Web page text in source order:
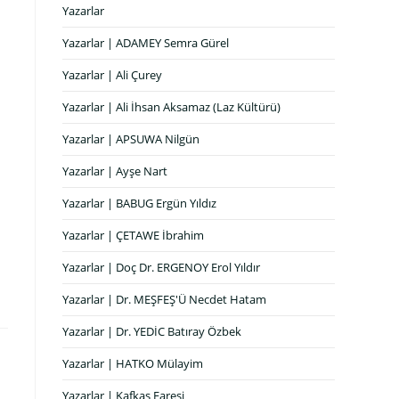
Yazarlar
Yazarlar | ADAMEY Semra Gürel
Yazarlar | Ali Çurey
Yazarlar | Ali İhsan Aksamaz (Laz Kültürü)
Yazarlar | APSUWA Nilgün
Yazarlar | Ayşe Nart
Yazarlar | BABUG Ergün Yıldız
Yazarlar | ÇETAWE İbrahim
Yazarlar | Doç Dr. ERGENOY Erol Yıldır
Yazarlar | Dr. MEŞFEŞ'Ü Necdet Hatam
Yazarlar | Dr. YEDİC Batıray Özbek
Yazarlar | HATKO Mülayim
Yazarlar | Kafkas Faresi